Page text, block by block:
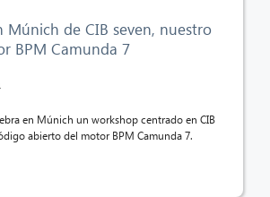
Múnich de CIB seven, nuestro
BPM Camunda 7
en Múnich un workshop centrado en CIB
abierto del motor BPM Camunda 7.